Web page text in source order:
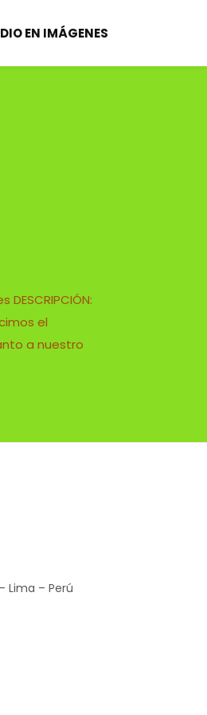
EN IMÁGENES
el
a nuestro
Lima – Perú